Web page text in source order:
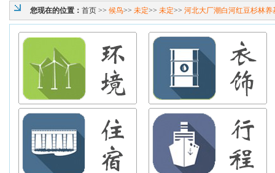
您现在的位置： 首页 >> 候鸟>> 未定>> 未定>> 河北大厂潮白河红豆杉林养